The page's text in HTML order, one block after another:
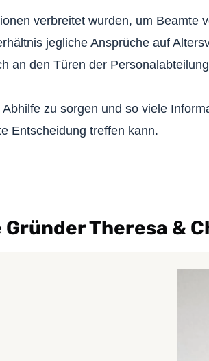
verbreitet wurden, um Beamte
jegliche Ansprüche auf
an den Türen der
zu sorgen und so viele
Entscheidung treffen kann.
Gründer Theresa &